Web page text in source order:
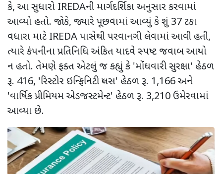
કે, આ સુધારો IREDAની માર્ગદર્શિકા અનુસાર કરવામાં
આવ્યો હતો. જોકે, જ્યારે પૂછવામાં આવ્યું કે શું37 ટકા
વધારા માટે IREDAપાસેથી પરવાનગી લેવામાં આવી હતી,
ત્યારે કંપનીના પ્રતિનિધિ અંકિત યાદવે સ્પષ્ટ જવાબ આપ્યો
ન હતો. તેમણે ફક્ત એટલું જ કહ્યું કે 'મોંઘવારી સુરક્ષા' હેઠળ
રૂ. 416, 'રિસ્ટોર ઇન્ફિનિટી પ્લસ' હેઠળ રૂ. 1,166અને
'વાર્ષિક પ્રીમિયમ એડજસ્ટમેન્ટ' હેઠળ રૂ. 3,210 ઉમેરવામાં
આવ્યા છે.